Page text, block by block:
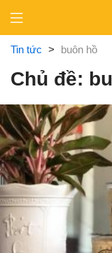
content
Tin tức > buôn hồ
Chủ đề: